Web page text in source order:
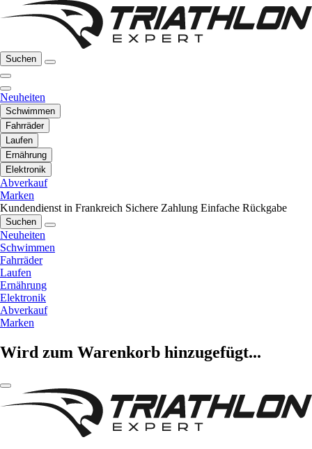
Suchen
Neuheiten
Schwimmen
Fahrräder
Laufen
Ernährung
Elektronik
Abverkauf
Marken
Kundendienst in Frankreich Sichere Zahlung Einfache Rückgabe
Suchen
Neuheiten
Schwimmen
Fahrräder
Laufen
Ernährung
Elektronik
Abverkauf
Marken
Wird zum Warenkorb hinzugefügt...